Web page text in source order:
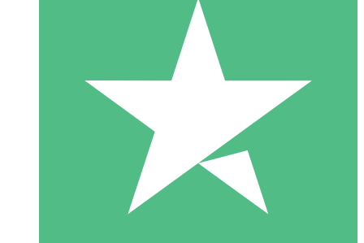
10 Téléchargements
20 00